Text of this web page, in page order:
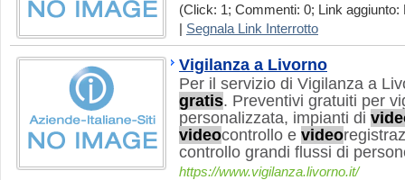
(Click: 1; Commenti: 0; Link aggiunto:
Segnala Link Interrotto
Vigilanza a Livorno
Per il servizio di Vigilanza a
gratis. Preventivi gratuiti per
personalizzata, impianti di
videocontrollo e video
controllo grandi flussi di
https://www.vigilanza.livorno.it/